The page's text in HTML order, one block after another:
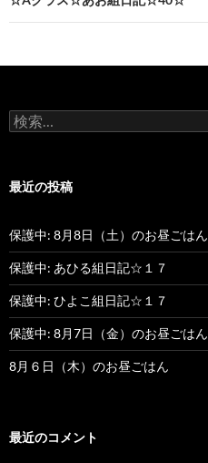
ゲ
シ
ン
検
索
最近の投稿
保護中: 8月8日（土）のお昼ごはん
保護中: あひる組日記☆１７
保護中: ひよこ組日記☆１７
保護中: 8月7日（金）のお昼ごはん
8月６日（木）のお昼ごはん
最近のコメント